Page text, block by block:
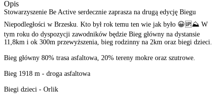
Opis
Stowarzyszenie Be Active serdecznie zaprasza na drugą edycję Biegu
Niepodległości w Brzesku. Kto był rok temu ten wie jak było 😀🆙⛰️ W
tym roku do dyspozycji zawodników będzie Bieg główny na dystansie
11,8km i ok 300m przewyższenia, bieg rodzinny na 2km oraz biegi dzieci.
Bieg główny 80% trasa asfaltowa, 20% tereny mokre oraz szutrowe.
Bieg 1918 m - droga asfaltowa
Biegi dzieci - Orlik